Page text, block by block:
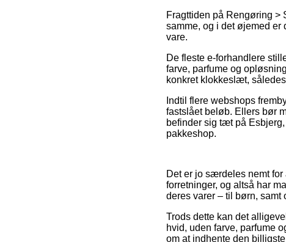
Fragttiden på Rengøring
samme, og i det øjemed er
vare.
De fleste e-forhandlere
farve, parfume og
konkret klokkeslæt,
Indtil flere webshops
fastslået beløb. Ellers bør
befinder sig tæt på
pakkeshop.
Det er jo særdeles nemt
forretninger, og altså har
deres varer – til børn, samt
Trods dette kan det
hvid, uden farve, parfume
om at indhente den